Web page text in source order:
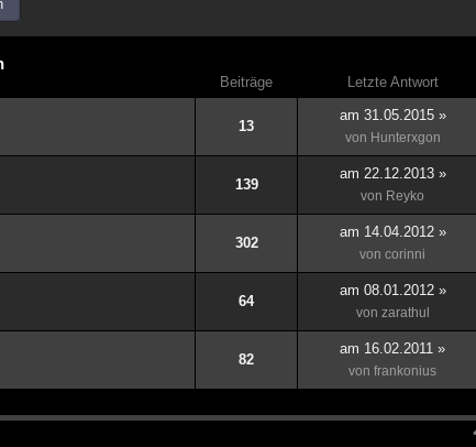
Beiträge
Letzte Antwort
13
am 31.05.2015 »
von Hunterxgon
139
am 22.12.2013 »
von Reyko
302
am 14.04.2012 »
von corinni
64
am 08.01.2012 »
von zarathul
82
am 16.02.2011 »
von frankonius